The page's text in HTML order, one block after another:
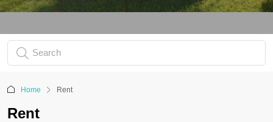
Home Rent
Rent